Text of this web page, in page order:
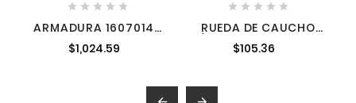
    
ARMADURA 16070140
MILWAUKEE
$1,024.59
    
RUEDA DE CAUCHO
P/LB1200 JM21000047
$105.36